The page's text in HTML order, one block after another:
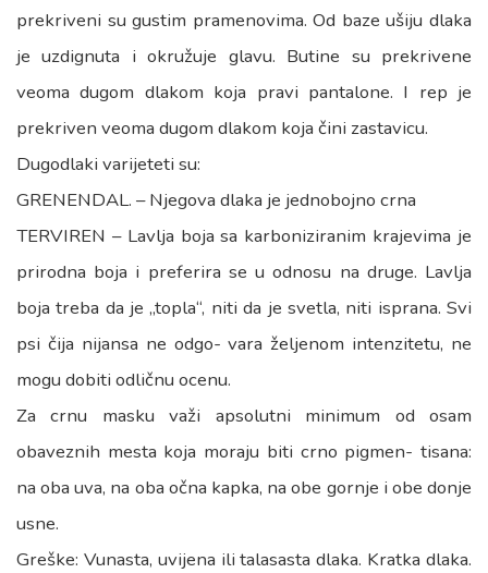
prekriveni su gustim pramenovima. Od baze ušiju dlaka
je uzdignuta i okružuje glavu. Butine su prekrivene
veoma dugom dlakom koja pravi pantalone. I rep je
prekriven veoma dugom dlakom koja čini zastavicu.
Dugodlaki varijeteti su:
GRENENDAL. – Njegova dlaka je jednobojno crna
TERVIREN – Lavlja boja sa karboniziranim krajevima je
prirodna boja i preferira se u odnosu na druge. Lavlja
boja treba da je „topla“, niti da je svetla, niti isprana. Svi
psi čija nijansa ne odgo- vara željenom intenzitetu, ne
mogu dobiti odličnu ocenu.
Za crnu masku važi apsolutni minimum od osam
obaveznih mesta koja moraju biti crno pigmen- tisana:
na oba uva, na oba očna kapka, na obe gornje i obe donje
usne.
Greške: Vunasta, uvijena ili talasasta dlaka. Kratka dlaka.